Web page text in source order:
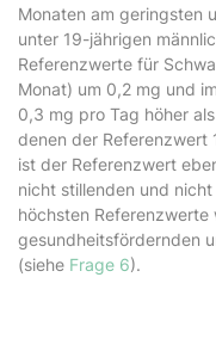
Monaten am geringsten
unter 19-jährigen
Referenzwerte für
Monat) um 0,2 mg und
0,3 mg pro Tag höher
denen der Referenzwert
ist der Referenzwert
nicht stillenden und
höchsten Referenzwerte
gesundheitsfördernden
(siehe Frage 6).